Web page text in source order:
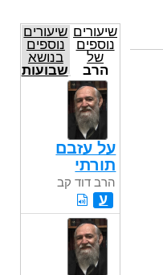
שיעורים
נוספים
של
הרב
דוד קב
שיעורים
נוספים
בנושא
שבועות
על עזבם
תורתי
הרב דוד קב
ע